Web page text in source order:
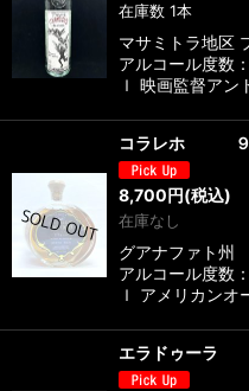
在庫数 1本
マサミトラ地区
アルコール度
ｌ 映画監督ア
コラレホ ９
8,700円(税込)
在庫なし
グアナファト
アルコール度
ｌ アメリカン
エラドゥー